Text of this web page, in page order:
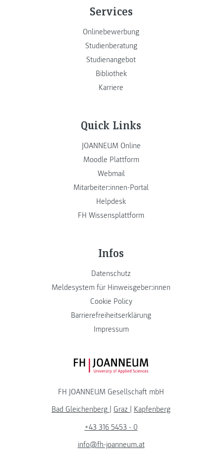
Services
Onlinebewerbung
Studienberatung
Studienangebot
Bibliothek
Karriere
Quick Links
JOANNEUM Online
Moodle Plattform
Webmail
Mitarbeiter:innen-Portal
Helpdesk
FH Wissensplattform
Infos
Datenschutz
Meldesystem für Hinweisgeber:innen
Cookie Policy
Barrierefreiheitserklärung
Impressum
FH JOANNEUM Logo
FH JOANNEUM Gesellschaft mbH
Bad Gleichenberg
Graz
Kapfenberg
+43 316 5453 - 0
info@fh-joanneum.at